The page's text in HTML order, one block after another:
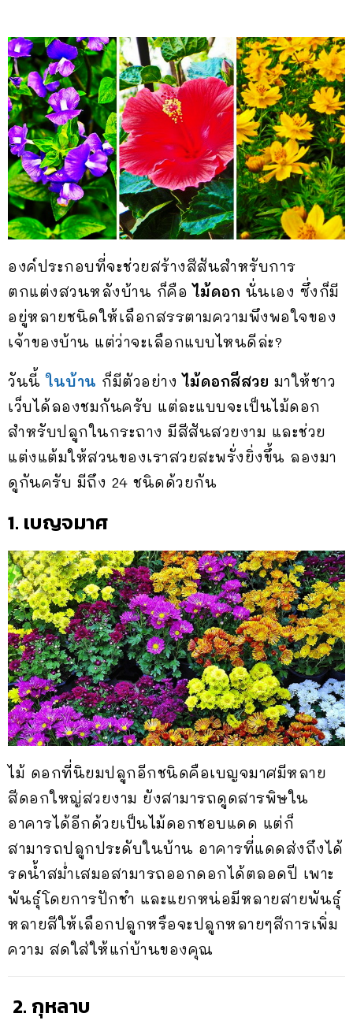
องค์ประกอบที่จะช่วยสร้างสีสันสำหรับการ
ตกแต่งสวนหลังบ้าน ก็คือไม้ดอก นั่นเอง ซึ่งก็มี
อยู่หลายชนิดให้เลือกสรรตามความพึงพอใจของ
เจ้าของบ้าน แต่ว่าจะเลือกแบบไหนดีล่ะ?
วันนี้ในบ้าน ก็มีตัวอย่าง ไม้ดอกสีสวย มาให้ชาว
เว็บได้ลองชมกันครับ แต่ละแบบจะเป็นไม้ดอก
สำหรับปลูกในกระถาง มีสีสันสวยงาม และช่วย
แต่งแต้มให้สวนของเราสวยสะพรั่งยิ่งขึ้น ลองมา
ดูกันครับ มีถึง 24 ชนิดด้วยกัน
1. เบญจมาศ
ไม้ ดอกที่นิยมปลูกอีกชนิดคือเบญจมาศมีหลาย
สีดอกใหญ่สวยงาม ยังสามารถดูดสารพิษใน
อาคารได้อีกด้วยเป็นไม้ดอกชอบแดด แต่ก็
สามารถปลูกประดับในบ้าน อาคารที่แดดส่งถึงได้
รดน้ำสม่ำเสมอสามารถออกดอกได้ตลอดปี เพาะ
พันธุ์โดยการปักชำ และแยกหน่อมีหลายสายพันธุ์
หลายสีให้เลือกปลูกหรือจะปลูกหลายๆสีการเพิ่ม
ความ สดใส่ให้แก่บ้านของคุณ
2. กุหลาบ